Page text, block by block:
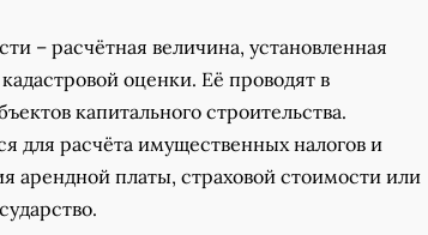
– расчётная величина, установленная
оценки. Её проводят в
капитального строительства.
для расчёта имущественных налогов и
арендной платы, страховой стоимости или